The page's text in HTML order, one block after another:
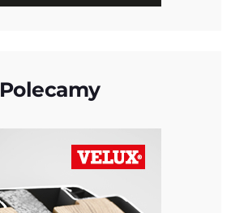
Polecamy